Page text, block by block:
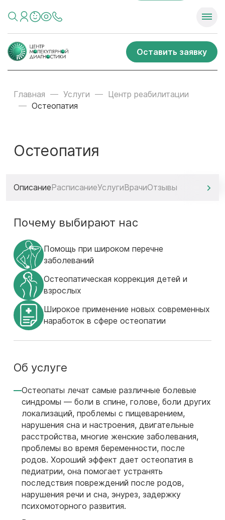
Оставить заявку
Главная Услуги
Центр реабилитации
Остеопатия
Остеопатия
ОписаниеРасписаниеУслугиВрачиОтзывы
Почему выбирают нас
Помощь при широком перечне
заболеваний
Остеопатическая коррекция детей и
взрослых
Широкое применение новых современных
наработок в сфере остеопатии
Об услуге
Остеопаты лечат самые различные болевые
синдромы — боли в спине, голове, боли других
локализаций, проблемы с пищеварением,
нарушения сна и настроения, двигательные
расстройства, многие женские заболевания,
проблемы во время беременности, после
родов. Хороший эффект дает остеопатия в
педиатрии, она помогает устранять
последствия повреждений после родов,
нарушения речи и сна, энурез, задержку
психомоторного развития.